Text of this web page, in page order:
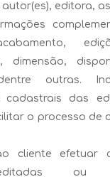
editora,
dimensão,
outras.
cadastrais das
o processo de
cliente efetuar
ou